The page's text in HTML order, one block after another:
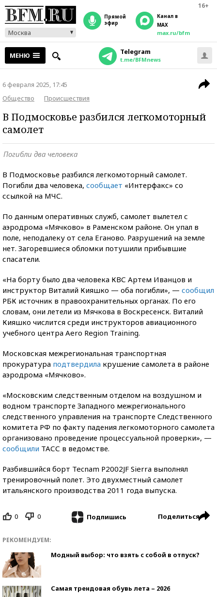
16+
Москва
прямой
эфир
Канал в
MAX
max.ru/bfm
МЕНЮ Telegram
t.me/BFMnews
6 февраля 2025, 17:45
Общество
Происшествия
В Подмосковье разбился легкомоторный
самолет
Погибли два человека
В Подмосковье разбился легкомоторный самолет.
Погибли два человека, сообщает «Интерфакс» со
ссылкой на МЧС.
По данным оперативных служб, самолет вылетел с
аэродрома «Мячково» в Раменском районе. Он упал в
поле, неподалеку от села Еганово. Разрушений на земле
нет. Загоревшиеся обломки потушили прибывшие
спасатели.
«На борту было два человека КВС Артем Иванцов и
инструктор Виталий Кияшко — оба погибли», — сообщил
РБК источник в правоохранительных органах. По его
словам, они летели из Мячкова в Воскресенск. Виталий
Кияшко числится среди инструкторов авиационного
учебного центра Aero Region Training.
Московская межрегиональная транспортная
прокуратура подтвердила крушение самолета в районе
аэродрома «Мячково».
«Московским следственным отделом на воздушном и
водном транспорте Западного межрегионального
следственного управления на транспорте Следственного
комитета РФ по факту падения легкомоторного самолета
организовано проведение процессуальной проверки», —
сообщили ТАСС в ведомстве.
Разбившийся борт Tecnam P2002JF Sierra выполнял
тренировочный полет. Это двухместный самолет
итальянского производства 2011 года выпуска.
0 0 Подпишись Поделиться
РЕКОМЕНДУЕМ:
Модный выбор: что взять с собой в отпуск?
Самая трендовая обувь лета – 2026